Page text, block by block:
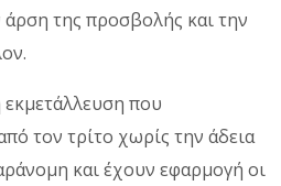
της προσβολής και την
που
τον τρίτο χωρίς την άδεια
και έχουν εφαρμογή οι